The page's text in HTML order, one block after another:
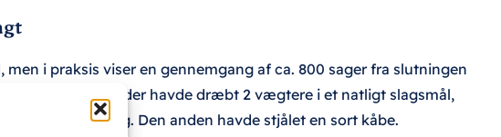
men i praksis viser en gennemgang af ca. 800 sager fra slutningen
sig om en mand, der havde dræbt 2 vægtere i et natligt slagsmål,
for tredje gang. Den anden havde stjålet en sort kåbe.